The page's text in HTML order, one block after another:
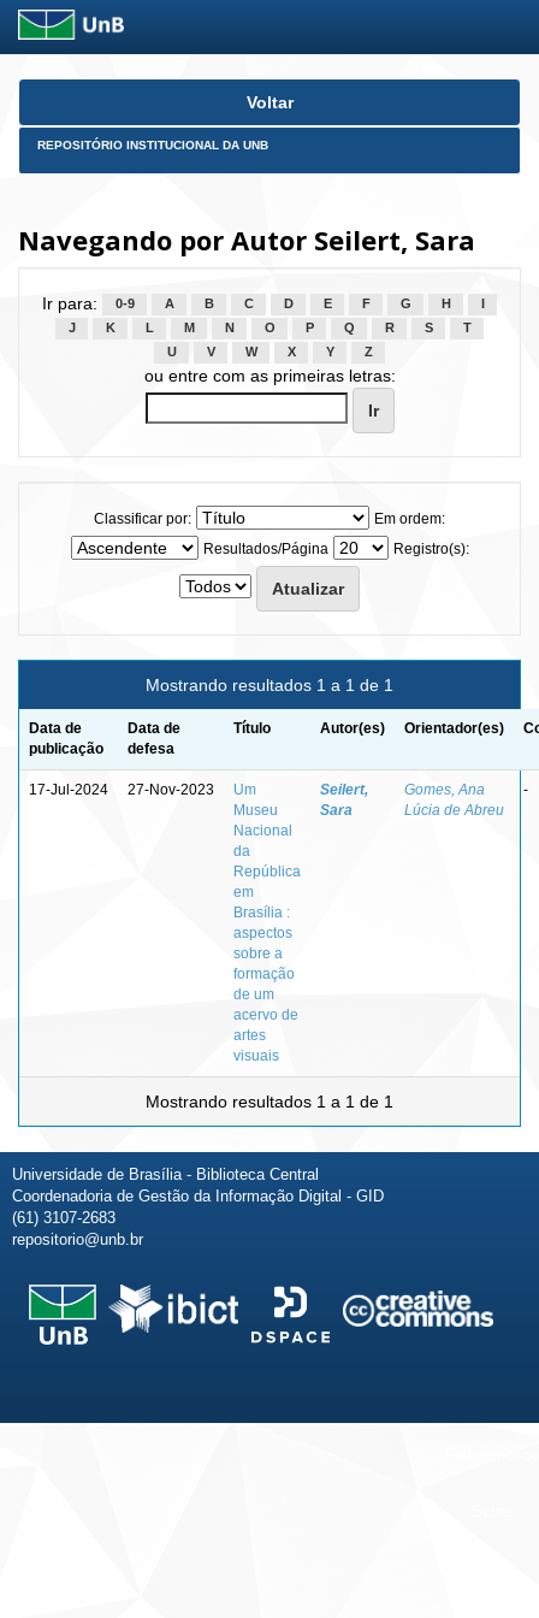
Skip
Voltar
REPOSITÓRIO INSTITUCIONAL DA UNB
Navegando por Autor Seilert, Sara
Ir para: 0-9 A B C D E F G H
J
K L M N O P Q R S
T
U
V W X Y Z
ou entre com as primeiras letras:
Classificar por:
Em ordem:
Resultados/Página
Registro(s):
Mostrando resultados 1 a 1 de 1
Data de
publicação
Data de
defesa
Título Autor(es) Orientador(es)
17-Jul-2024 27-Nov-2023
Um
Museu
Nacional
da
República
em
Brasília :
aspectos
sobre a
formação
de um
acervo de
artes
visuais
Seilert,
Sara
Gomes, Ana
Lúcia de Abreu
-
Mostrando resultados 1 a 1 de 1
Universidade de Brasília - Biblioteca Central
Coordenadoria de Gestão da Informação Digital - GID
(61) 3107-2683
repositorio@unb.br